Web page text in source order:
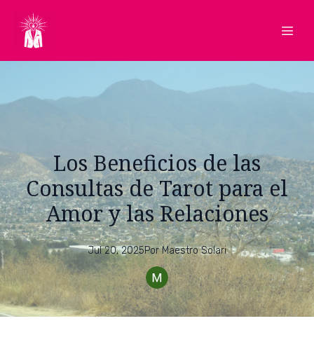
Los Beneficios de las
Consultas de Tarot para el
Amor y las Relaciones
Jul 20, 2025Por Maestro Solari